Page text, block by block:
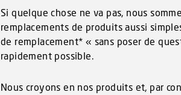
Si quelque chose ne va pas, nous
remplacements de produits aussi
de remplacement* « sans poser de
rapidement possible.
Nous croyons en nos produits et, par